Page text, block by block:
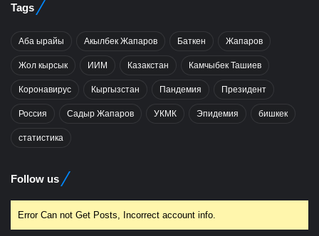
Tags
Аба ырайы Акылбек Жапаров Баткен Жапаров
Жол кырсык ИИМ Казакстан Камчыбек Ташиев
Коронавирус Кыргызстан Пандемия Президент
Россия Садыр Жапаров УКМК Эпидемия бишкек
статистика
Follow us
Error Can not Get Posts, Incorrect account info.